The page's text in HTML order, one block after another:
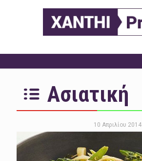
Ασιατική
10 Απριλίου 2014